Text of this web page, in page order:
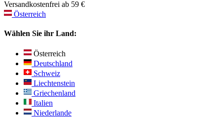
Versandkostenfrei ab 59 €
Österreich
Wählen Sie ihr Land:
Österreich
Deutschland
Schweiz
Liechtenstein
Griechenland
Italien
Niederlande